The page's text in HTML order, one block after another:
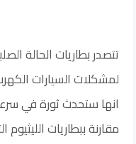
تتصدر بطاريات الحالة
لمشكلات السيارات
انها ستحدث ثورة في
مقارنة ببطاريات